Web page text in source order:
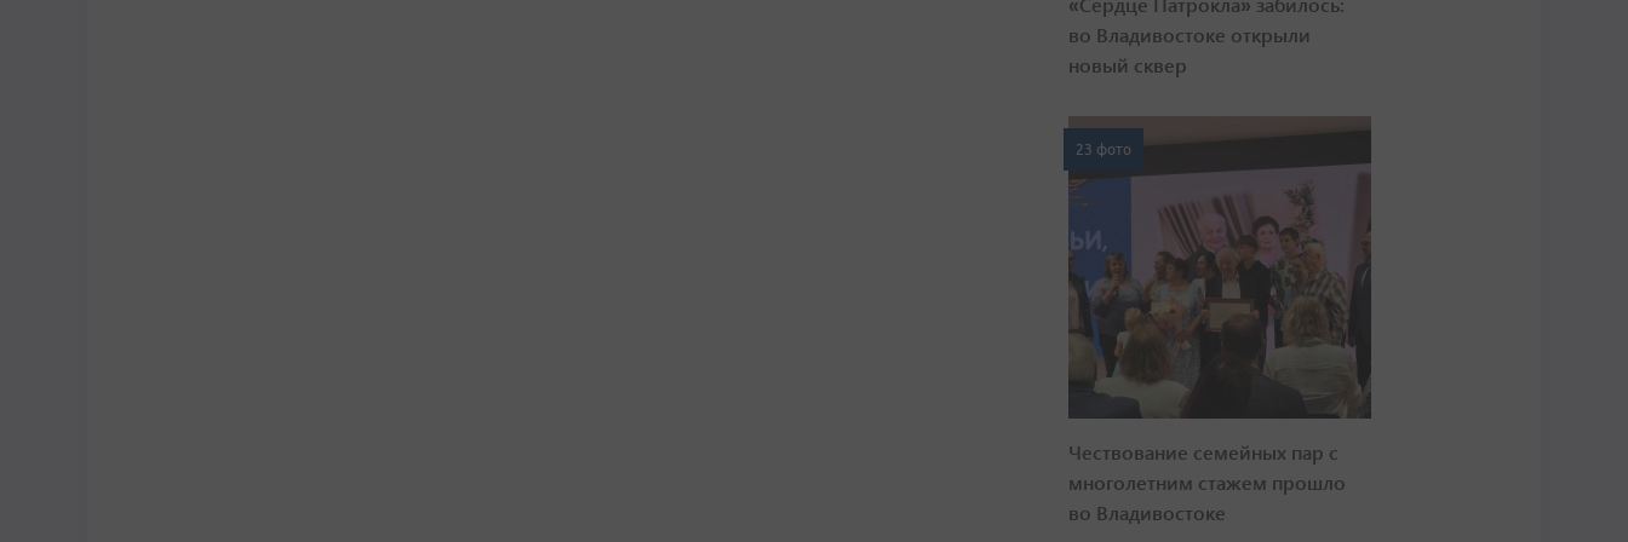
во Владивостоке открыли
новый сквер
23 фото
Чествование семейных пар с
многолетним стажем прошло
во Владивостоке